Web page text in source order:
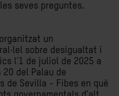
seves preguntes.
un
sobre desigualtat i
l'1 de juliol de 2025 a
del Palau de
de Sevilla - Fibes en què